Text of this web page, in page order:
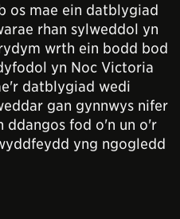
os mae ein datblygiad
rhan sylweddol yn
wrth ein bodd bod
yn Noc Victoria
datblygiad wedi
gan gynnwys nifer
ddangos fod o'n un o'r
yng ngogledd